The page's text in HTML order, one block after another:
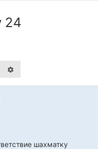
24
шахматку